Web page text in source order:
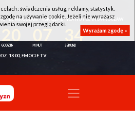
WROCŁAW - KSK QEMETICA NOTEĆ INOWROCŁAW
34
18:00, EMOCJE TV
świadczenia usług, reklamy, statystyk.
na używanie cookie. Jeżeli nie wyrażasz
swojej przeglądarki.
Wyrażam zgodę »